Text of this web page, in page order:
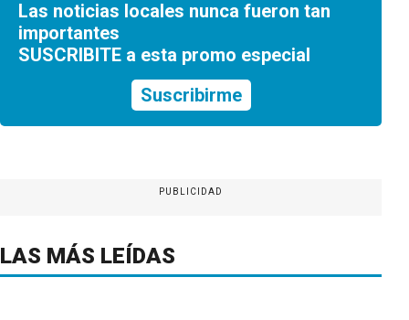
Las noticias locales nunca fueron tan
importantes
SUSCRIBITE a esta promo especial
Suscribirme
PUBLICIDAD
LAS MÁS LEÍDAS